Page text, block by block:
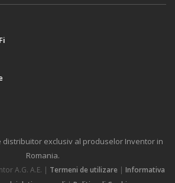
distribuitor exclusiv al produselor Inventor in
Romania.
A.G. Α.Ε. | Termeni de utilizare | Informativa